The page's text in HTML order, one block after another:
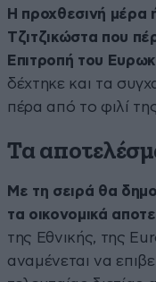
Η προχθεσινή μέρα
Τζιτζικώστα που
Επιτροπή του
δέχτηκε και τα
πέρα από το φιλί
Τα
Με τη σειρά θα
τα οικονομικά
της Εθνικής, της
αναμένεται να